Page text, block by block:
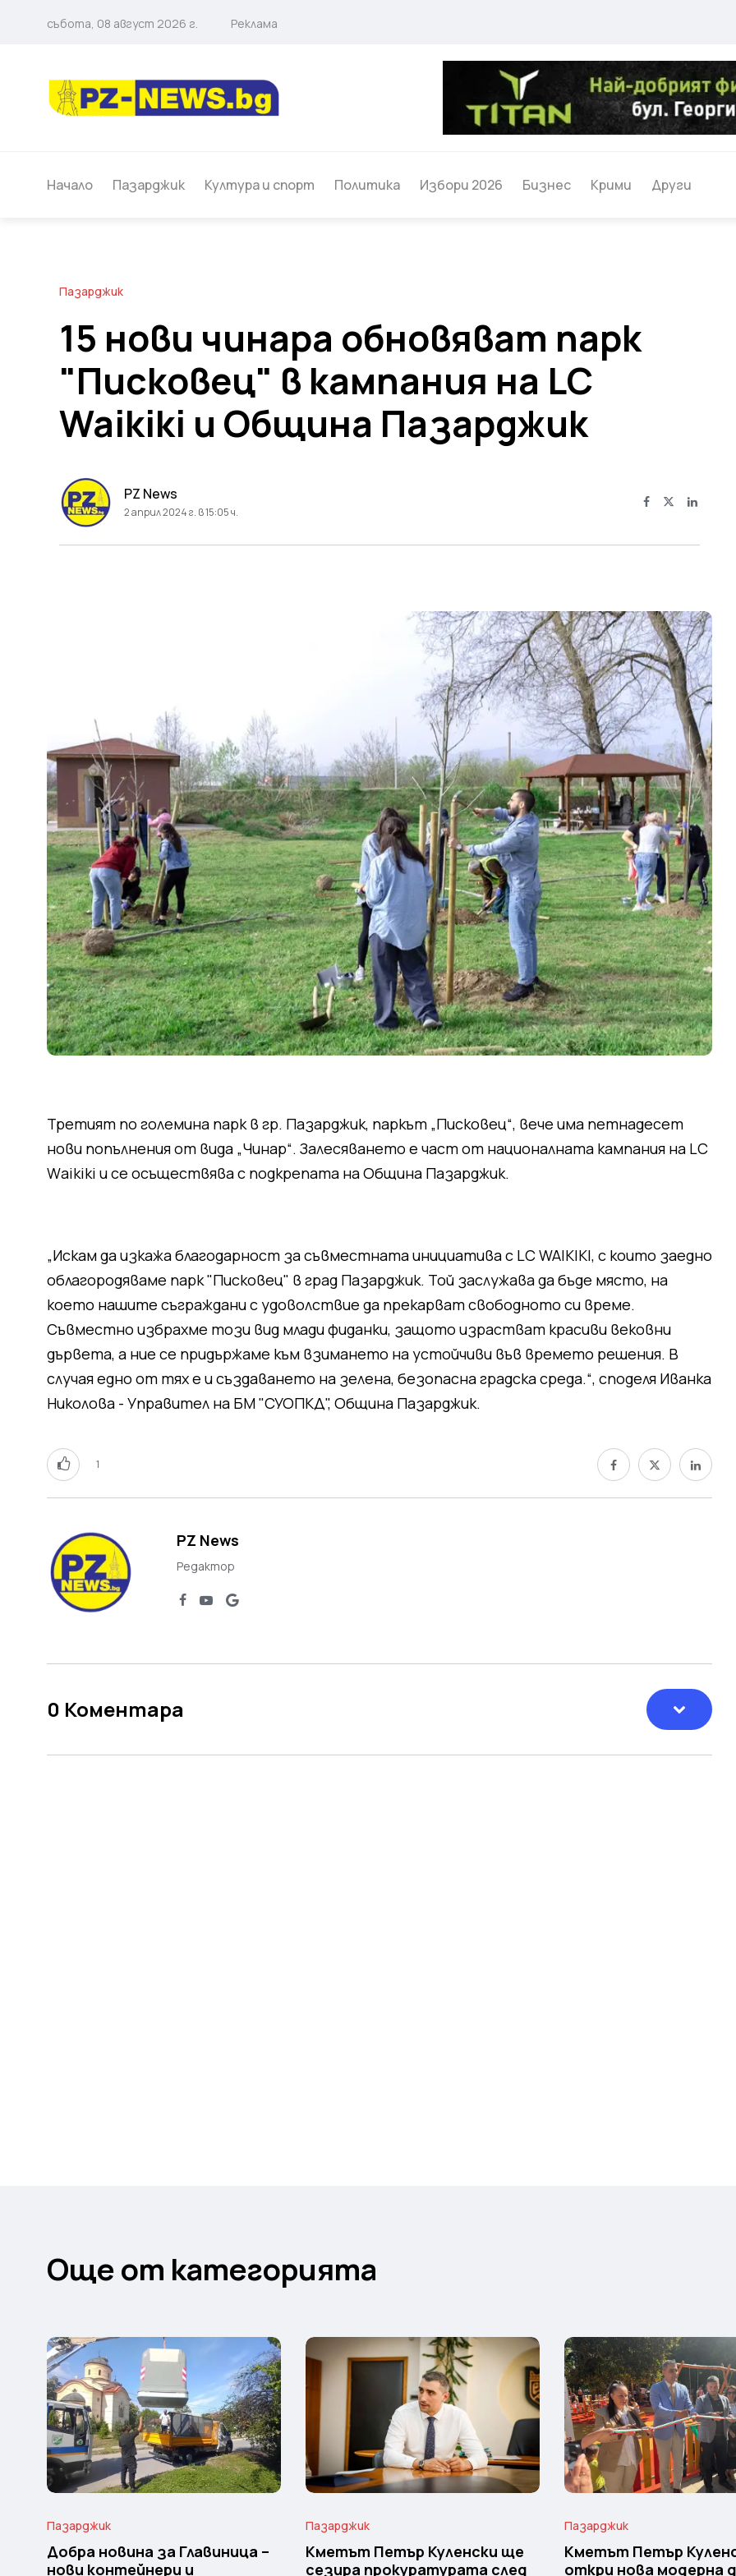
събота, 08 август 2026 г. Реклама
Начало Пазарджик Култура и спорт Политика Избори 2026 Бизнес Крими Други
Пазарджик
15 нови чинара обновяват парк
"Писковец" в кампания на LC
Waikiki и Община Пазарджик
PZ News
2 април 2024 г. в 15:05 ч.
Третият по големина парк в гр. Пазарджик, паркът „Писковец“, вече има петнадесет
нови попълнения от вида „Чинар“. Залесяването е част от националната кампания на LC
Wаikiki и се осъществява с подкрепата на Община Пазарджик.
„Искам да изкажа благодарност за съвместната инициатива с LC WAIKIKI, с които заедно
облагородяваме парк "Писковец" в град Пазарджик. Той заслужава да бъде място, на
което нашите съграждани с удоволствие да прекарват свободното си време.
Съвместно избрахме този вид млади фиданки, защото израстват красиви вековни
дървета, а ние се придържаме към взимането на устойчиви във времето решения. В
случая едно от тях е и създаването на зелена, безопасна градска среда.“, споделя Иванка
Николова - Управител на БМ "СУОПКД", Община Пазарджик.
1
PZ News
Редактор
0 Коментара
Още от категорията
Пазарджик
Добра новина за Главиница –
нови контейнери и
Пазарджик
Кметът Петър Куленски ще
сезира прокуратурата след
Пазарджик
Кметът Петър
откри нова модерна